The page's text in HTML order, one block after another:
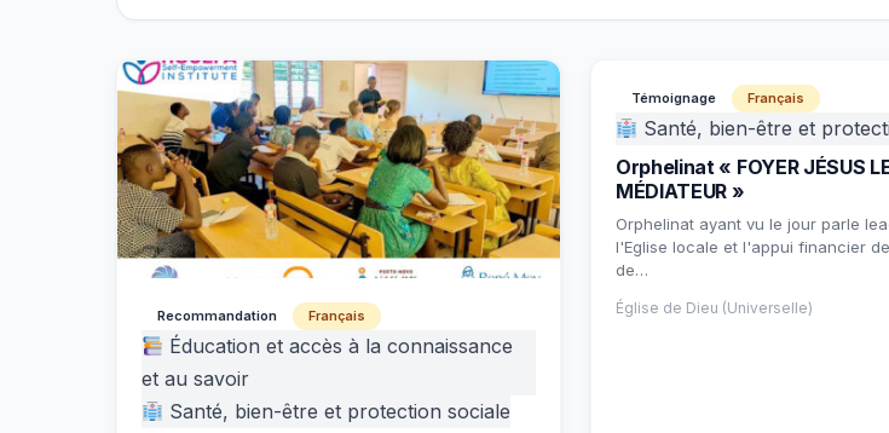
Recommandation Français
Éducation et accès à la connaissance
et au savoir
Santé, bien-être et protection sociale
Témoignage Français
Santé, bien-être et
Orphelinat « FOYER JÉSUS
MÉDIATEUR »
Orphelinat ayant vu le jour parle
l'Eglise locale et l'appui financier
de…
Église de Dieu (Universelle)